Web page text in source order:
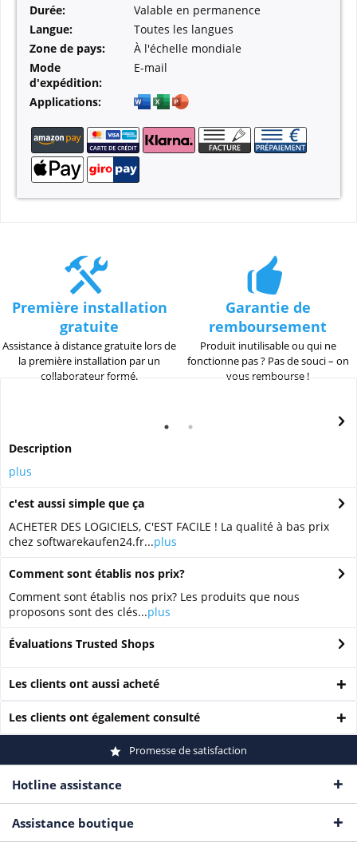
Durée:
Valable en permanence
Langue:
Toutes les langues
Zone de pays:
À l'échelle mondiale
Mode
d'expédition:
E-mail
Applications:
Première installation
gratuite
Assistance à distance gratuite lors de
la première installation par un
collaborateur formé.
Garantie de
remboursement
Produit inutilisable ou qui ne
fonctionne pas ? Pas de souci – on
vous rembourse !
Description
plus
c'est aussi simple que ça
ACHETER DES LOGICIELS, C'EST FACILE ! La qualité à bas prix
chez softwarekaufen24.fr...plus
Comment sont établis nos prix?
Comment sont établis nos prix? Les produits que nous
proposons sont des clés...plus
Évaluations Trusted Shops
Les clients ont aussi acheté
Les clients ont également consulté
Promesse de satisfaction
Hotline assistance
Assistance boutique